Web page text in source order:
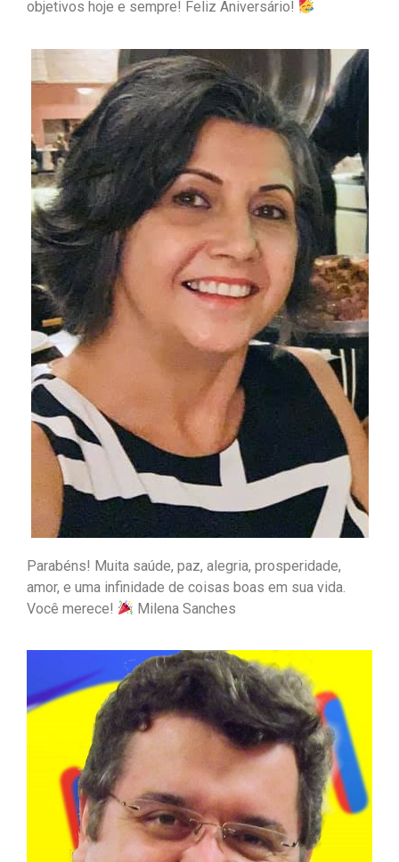
objetivos hoje e sempre! Feliz Aniversário!
Parabéns! Muita saúde, paz, alegria, prosperidade,
amor, e uma infinidade de coisas boas em sua vida.
Você merece!
Milena Sanches